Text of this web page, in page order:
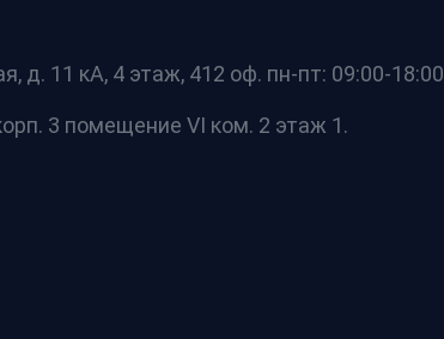
д. 11 кА, 4 этаж, 412 оф. пн-пт: 09:00-18:00
3 помещение VI ком. 2 этаж 1.